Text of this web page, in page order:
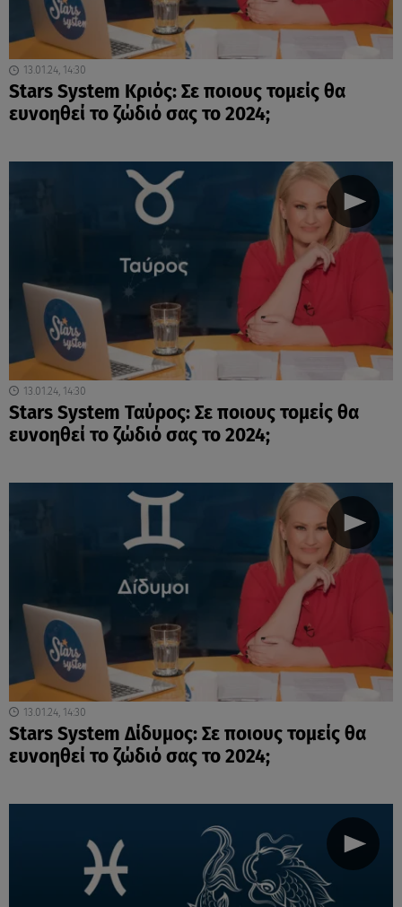
13.01.24, 14:30
Stars System Κριός: Σε ποιους τομείς θα
ευνοηθεί το ζώδιό σας το 2024;
13.01.24, 14:30
Stars System Ταύρος: Σε ποιους τομείς θα
ευνοηθεί το ζώδιό σας το 2024;
13.01.24, 14:30
Stars System Δίδυμος: Σε ποιους τομείς θα
ευνοηθεί το ζώδιό σας το 2024;